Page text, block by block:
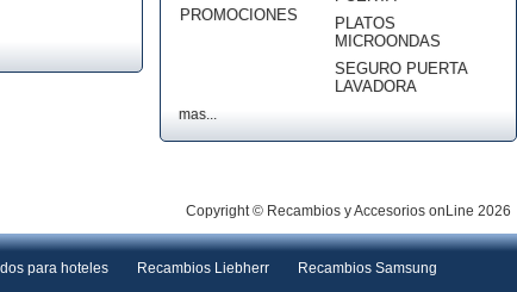
PROMOCIONES
PLATOS
MICROONDAS
SEGURO PUERTA
LAVADORA
mas...
Copyright © Recambios y Accesorios onLine 2026
para hoteles Recambios Liebherr
Recambios Samsung